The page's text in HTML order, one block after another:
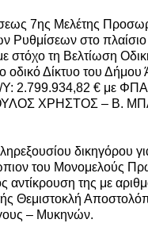
7ης Μελέτης
Ρυθμίσεων στο
στόχο τη Βελτίωση
οδικό Δίκτυο του Δήμου
2.799.934,82 € με
ΧΡΗΣΤΟΣ – Β.
δικηγόρου
του Μονομελούς
αντίκρουση της με
Θεμιστοκλή
– Μυκηνών.